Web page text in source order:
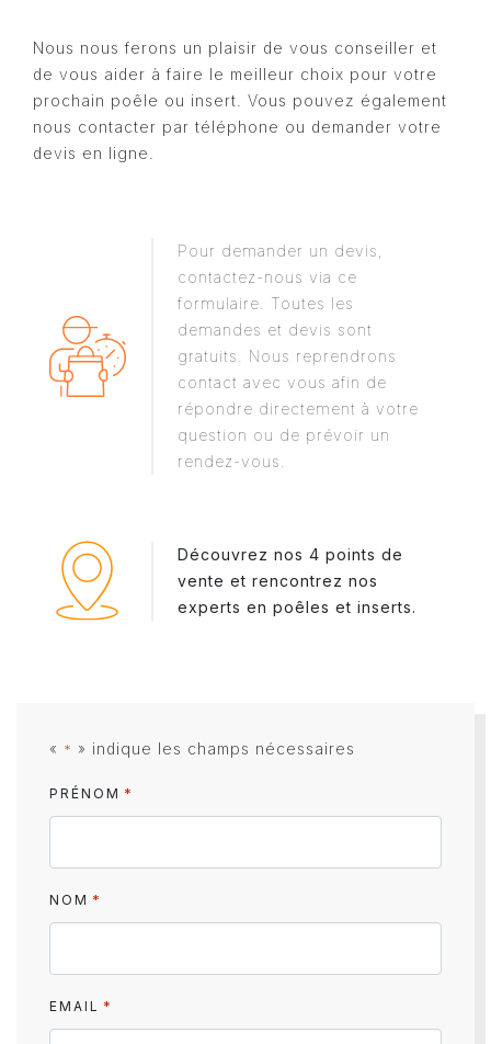
Nous nous ferons un plaisir de vous conseiller et
de vous aider à faire le meilleur choix pour votre
prochain poêle ou insert. Vous pouvez également
nous contacter par téléphone ou demander votre
devis en ligne.
Pour demander un devis,
contactez-nous via ce
formulaire. Toutes les
demandes et devis sont
gratuits. Nous reprendrons
contact avec vous afin de
répondre directement à votre
question ou de prévoir un
rendez-vous.
Découvrez nos 4 points de
vente et rencontrez nos
experts en poêles et inserts.
« * » indique les champs nécessaires
PRÉNOM *
NOM *
EMAIL *